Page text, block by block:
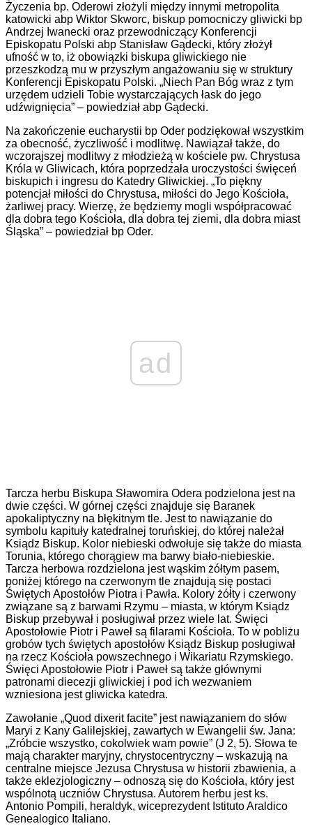
Życzenia bp. Oderowi złożyli między innymi metropolita
katowicki abp Wiktor Skworc, biskup pomocniczy gliwicki bp
Andrzej Iwanecki oraz przewodniczący Konferencji
Episkopatu Polski abp Stanisław Gądecki, który złożył
ufność w to, iż obowiązki biskupa gliwickiego nie
przeszkodzą mu w przyszłym angażowaniu się w struktury
Konferencji Episkopatu Polski. „Niech Pan Bóg wraz z tym
urzędem udzieli Tobie wystarczających łask do jego
udźwignięcia” – powiedział abp Gądecki.
Na zakończenie eucharystii bp Oder podziękował wszystkim
za obecność, życzliwość i modlitwę. Nawiązał także, do
wczorajszej modlitwy z młodzieżą w kościele pw. Chrystusa
Króla w Gliwicach, która poprzedzała uroczystości święceń
biskupich i ingresu do Katedry Gliwickiej. „To piękny
potencjał miłości do Chrystusa, miłości do Jego Kościoła,
żarliwej pracy. Wierzę, że będziemy mogli współpracować
dla dobra tego Kościoła, dla dobra tej ziemi, dla dobra miast
Śląska” – powiedział bp Oder.
ad
Tarcza herbu Biskupa Sławomira Odera podzielona jest na
dwie części. W górnej części znajduje się Baranek
apokaliptyczny na błękitnym tle. Jest to nawiązanie do
symbolu kapituły katedralnej toruńskiej, do której należał
Ksiądz Biskup. Kolor niebieski odwołuje się także do miasta
Torunia, którego chorągiew ma barwy biało-niebieskie.
Tarcza herbowa rozdzielona jest wąskim żółtym pasem,
poniżej którego na czerwonym tle znajdują się postaci
Świętych Apostołów Piotra i Pawła. Kolory żółty i czerwony
związane są z barwami Rzymu – miasta, w którym Ksiądz
Biskup przebywał i posługiwał przez wiele lat. Święci
Apostołowie Piotr i Paweł są filarami Kościoła. To w pobliżu
grobów tych świętych apostołów Ksiądz Biskup posługiwał
na rzecz Kościoła powszechnego i Wikariatu Rzymskiego.
Święci Apostołowie Piotr i Paweł są także głównymi
patronami diecezji gliwickiej i pod ich wezwaniem
wzniesiona jest gliwicka katedra.
Zawołanie „Quod dixerit facite” jest nawiązaniem do słów
Maryi z Kany Galilejskiej, zawartych w Ewangelii św. Jana:
„Zróbcie wszystko, cokolwiek wam powie” (J 2, 5). Słowa te
mają charakter maryjny, chrystocentryczny – wskazują na
centralne miejsce Jezusa Chrystusa w historii zbawienia, a
także eklezjologiczny – odnoszą się do Kościoła, który jest
wspólnotą uczniów Chrystusa. Autorem herbu jest ks.
Antonio Pompili, heraldyk, wiceprezydent Istituto Araldico
Genealogico Italiano.